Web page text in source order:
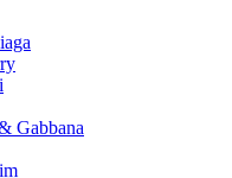
Gabbana